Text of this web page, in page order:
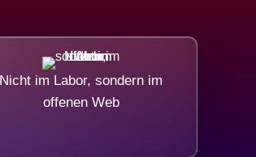
Nicht im Labor, sondern im
offenen Web